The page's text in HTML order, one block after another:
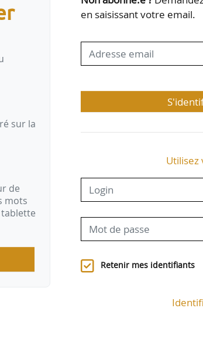
(UDI) du Nord et ancienne ministre
sur la
de
mots
tablette
en saisissant votre email.
Utilisez
Retenir mes identifiants